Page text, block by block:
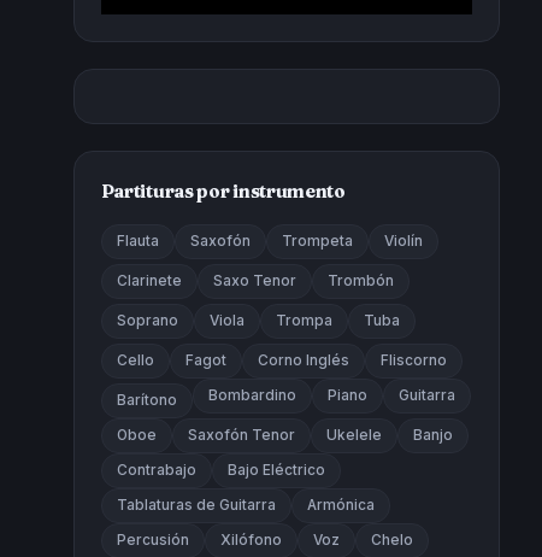
Partituras por instrumento
Flauta Saxofón Trompeta Violín
Clarinete Saxo Tenor Trombón
Soprano Viola Trompa Tuba
Cello Fagot Corno Inglés Fliscorno
Barítono Bombardino Piano Guitarra
Oboe Saxofón Tenor Ukelele Banjo
Contrabajo Bajo Eléctrico
Tablaturas de Guitarra Armónica
Percusión Xilófono Voz Chelo